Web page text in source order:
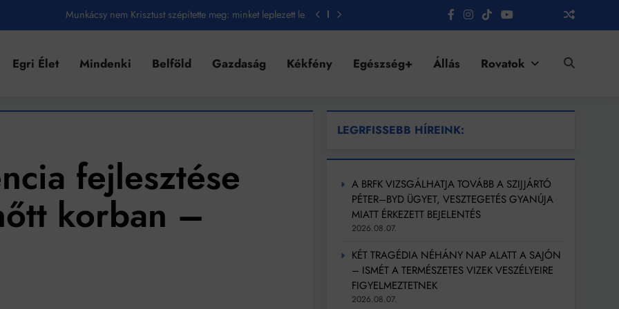
Ahol köszönnek, ott még van város
Karinthy Frigyes: a zseni, aki belenézett a saját koponyájába
Az öregség nem csak ránc?
Az ördög még mindig Pradát visel. De te miért öltözöl hozzá?
Móricz Zsigmond: falusi író vagy boncmester?
Egri Élet Mindenki Belföld Gazdaság Kékfény Egészség+ Állás Rovatok
fejlesztése
korban –
LEGRFISSEBB HÍREINK:
A BRFK VIZSGÁLHATJA TOVÁBB A SZIJJÁRTÓ
PÉTER–BYD ÜGYET, VESZTEGETÉS GYANÚJA
MIATT ÉRKEZETT BEJELENTÉS
2026.08.07.
KÉT TRAGÉDIA NÉHÁNY NAP ALATT A SAJÓN
– ISMÉT A TERMÉSZETES VIZEK VESZÉLYEIRE
FIGYELMEZTETNEK
2026.08.07.